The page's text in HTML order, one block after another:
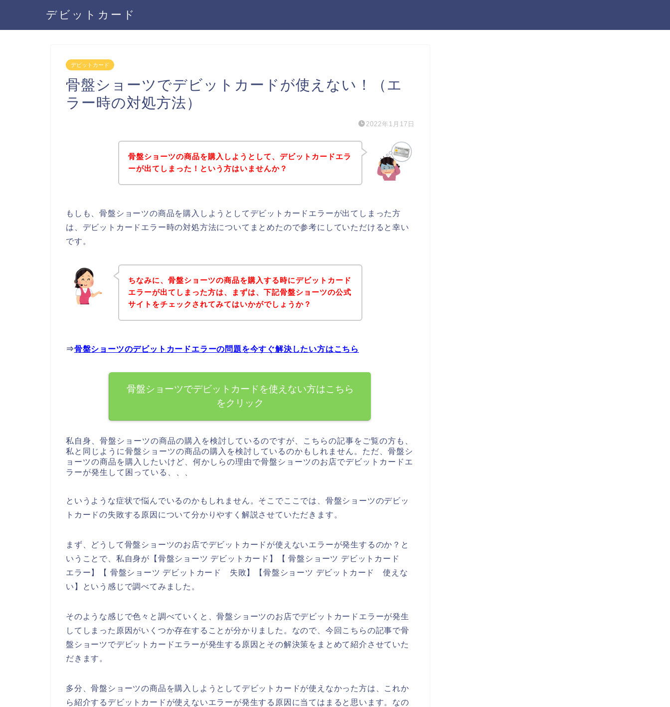
デビットカード
デビットカード
骨盤ショーツでデビットカードが使えない！（エ
ラー時の対処方法）
2022年1月17日
骨盤ショーツの商品を購入しようとして、デビットカードエラ
ーが出てしまった！という方はいませんか？
もしも、骨盤ショーツの商品を購入しようとしてデビットカードエラーが出てしまった方
は、デビットカードエラー時の対処方法についてまとめたので参考にしていただけると幸い
です。
ちなみに、骨盤ショーツの商品を購入する時にデビットカード
エラーが出てしまった方は、まずは、下記骨盤ショーツの公式
サイトをチェックされてみてはいかがでしょうか？
⇒骨盤ショーツのデビットカードエラーの問題を今すぐ解決したい方はこちら
骨盤ショーツでデビットカードを使えない方はこちら
をクリック
私自身、骨盤ショーツの商品の購入を検討しているのですが、こちらの記事をご覧の方も、
私と同じように骨盤ショーツの商品の購入を検討しているのかもしれません。ただ、骨盤シ
ョーツの商品を購入したいけど、何かしらの理由で骨盤ショーツのお店でデビットカードエ
ラーが発生して困っている、、、
というような症状で悩んでいるのかもしれません。そこでここでは、骨盤ショーツのデビッ
トカードの失敗する原因について分かりやすく解説させていただきます。
まず、どうして骨盤ショーツのお店でデビットカードが使えないエラーが発生するのか？と
いうことで、私自身が【骨盤ショーツ デビットカード】【 骨盤ショーツ デビットカード
エラー】【 骨盤ショーツ デビットカード 失敗】【骨盤ショーツ デビットカード 使えな
い】という感じで調べてみました。
そのような感じで色々と調べていくと、骨盤ショーツのお店でデビットカードエラーが発生
してしまった原因がいくつか存在することが分かりました。なので、今回こちらの記事で骨
盤ショーツでデビットカードエラーが発生する原因とその解決策をまとめて紹介させていた
だきます。
多分、骨盤ショーツの商品を購入しようとしてデビットカードが使えなかった方は、これか
ら紹介するデビットカードが使えないエラーが発生する原因に当てはまると思います。なの